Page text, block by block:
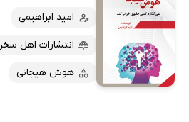
کتاب‌های صوتی
کتاب‌های متنی
امید ابراهیمی
انتشارات اهل
هوش هیجانی